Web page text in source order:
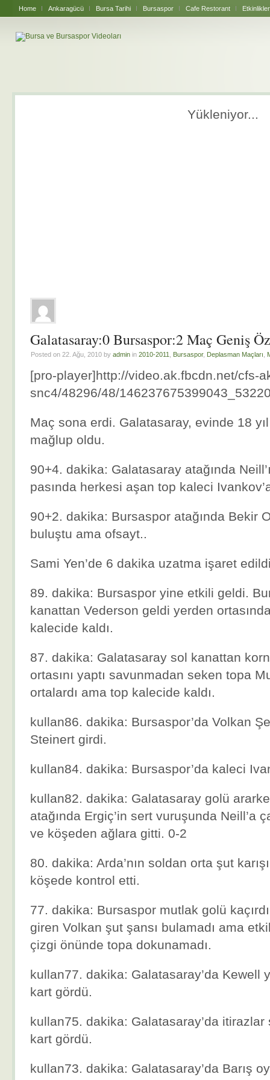
Home Ankaragücü Bursa Tarihi Bursaspor Cafe Restorant Etkinlikler
Yükleniyor...
Galatasaray:0 Bursaspor:2 Maç Geniş
Posted on 22. Ağu, 2010 by admin in 2010-2011 Bursaspor, Deplasman Maçları
[pro-player]http://video.ak.fbcdn.net/cfs-
snc4/48296/48/
Maç sona erdi. Galatasaray, evinde 18
mağlup oldu.
90+4. dakika: Galatasaray atağında
pasında herkesi aşan top kaleci
90+2. dakika: Bursaspor atağında Bekir
buluştu ama ofsayt..
Sami Yen’de 6 dakika uzatma işaret
89. dakika: Bursaspor yine etkili geldi.
kanattan Vederson geldi yerden
kalecide kaldı.
87. dakika: Galatasaray sol kanattan
ortasını yaptı savunmadan seken topa
ortalardı ama top kalecide kaldı.
kullan86. dakika: Bursaspor’da Volkan
Steinert girdi.
kullan84. dakika: Bursaspor’da kaleci
kullan82. dakika: Galatasaray golü
atağında Ergiç’in sert vuruşunda Neill’a
ve köşeden ağlara gitti. 0-2
80. dakika: Arda’nın soldan orta şut
köşede kontrol etti.
77. dakika: Bursaspor mutlak golü
giren Volkan şut şansı bulamadı ama
çizgi önünde topa dokunamadı.
kullan77. dakika: Galatasaray’da Kewell
kart gördü.
kullan75. dakika: Galatasaray’da itirazlar
kart gördü.
kullan73. dakika: Galatasaray’da Barış